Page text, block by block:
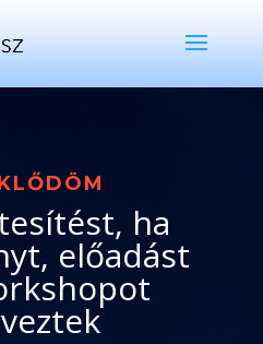
ha
előadást